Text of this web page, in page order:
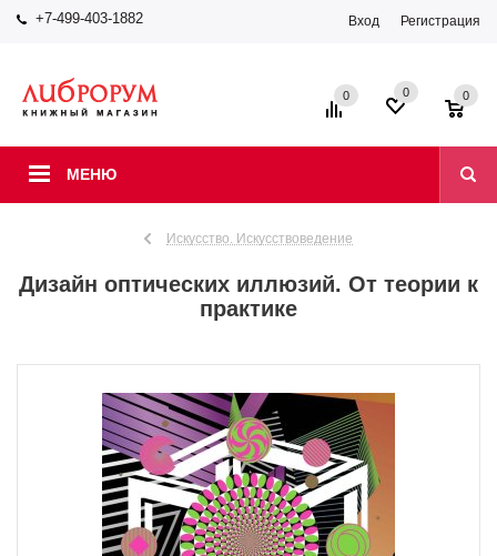
+7-499-403-1882 Вход Регистрация
МЕНЮ
0 0 0
Искусство. Искусствоведение
Дизайн оптических иллюзий. От теории к
практике